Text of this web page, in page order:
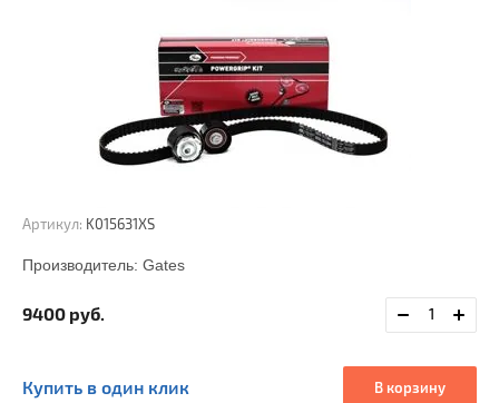
Артикул: K015631XS
Производитель: Gates
9400 руб.
Купить в один клик В корзину